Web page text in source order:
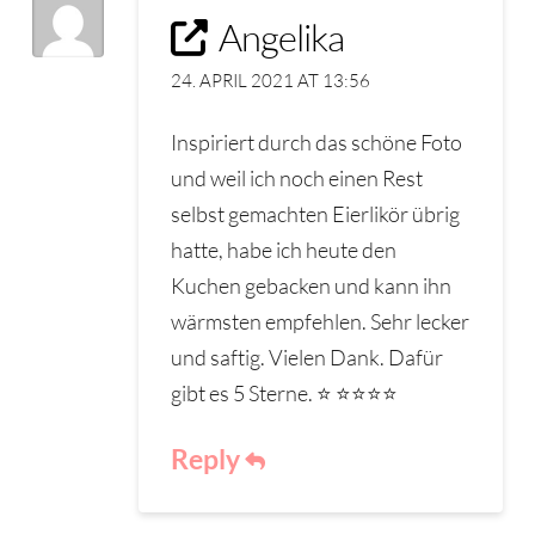
Angelika
24. APRIL 2021 AT 13:56
Inspiriert durch das schöne Foto
und weil ich noch einen Rest
selbst gemachten Eierlikör übrig
hatte, habe ich heute den
Kuchen gebacken und kann ihn
wärmsten empfehlen. Sehr lecker
und saftig. Vielen Dank. Dafür
gibt es 5 Sterne. ⭐️ ⭐️⭐️⭐️⭐️
Reply